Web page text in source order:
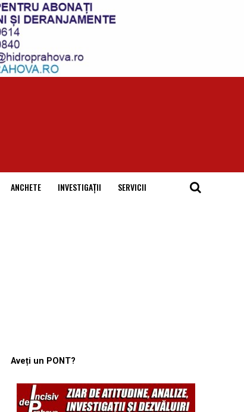
ANCHETE INVESTIGAȚII SERVICII
Aveți un PONT?